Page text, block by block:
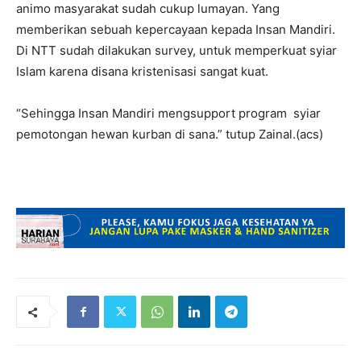
animo masyarakat sudah cukup lumayan. Yang
memberikan sebuah kepercayaan kepada Insan Mandiri.
Di NTT sudah dilakukan survey, untuk memperkuat syiar
Islam karena disana kristenisasi sangat kuat.
“Sehingga Insan Mandiri mengsupport program syiar
pemotongan hewan kurban di sana.” tutup Zainal.(acs)